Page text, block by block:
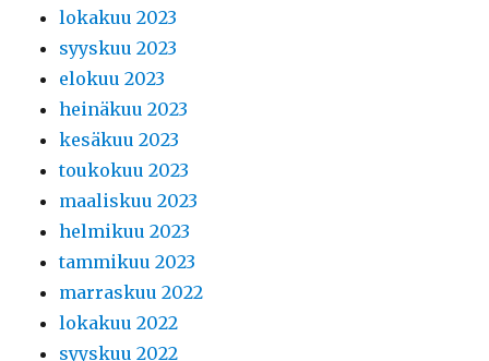
lokakuu 2023
syyskuu 2023
elokuu 2023
heinäkuu 2023
kesäkuu 2023
toukokuu 2023
maaliskuu 2023
helmikuu 2023
tammikuu 2023
marraskuu 2022
lokakuu 2022
syyskuu 2022